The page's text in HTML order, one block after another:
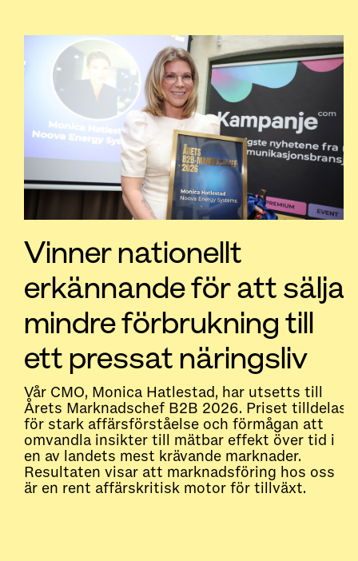
Vinner nationellt
erkännande för att sälja
mindre förbrukning till
ett pressat näringsliv
Vår CMO, Monica Hatlestad, har utsetts till
Årets Marknadschef B2B 2026. Priset tilldelas
för stark affärsförståelse och förmågan att
omvandla insikter till mätbar effekt över tid i
en av landets mest krävande marknader.
Resultaten visar att marknadsföring hos oss
är en rent affärskritisk motor för tillväxt.